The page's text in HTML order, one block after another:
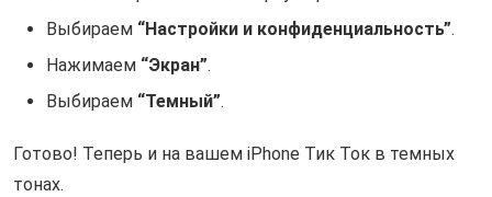
Выбираем “Настройки и конфиденциальность”.
Нажимаем “Экран”.
Выбираем “Темный”.
Готово! Теперь и на вашем iPhone Тик Ток в темных
тонах.